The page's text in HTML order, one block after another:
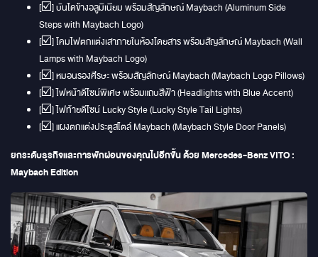
[☑️] บันไดข้างอลูมิเนียม พร้อมสัญลักษณ์ Maybach (Aluminum Side
Steps with Maybach Logo)
[☑️] โคมไฟตกแต่งเสาภายในห้องโดยสาร พร้อมสัญลักษณ์ Maybach (Wall
Lamps with Maybach Logo)
[☑️] หมอนรองศีรษะ พร้อมสัญลักษณ์ Maybach (Maybach Logo Pillows)
[☑️] ไฟหน้าดีไซน์พิเศษ พร้อมแถบสีฟ้า (Headlights with Blue Accent)
[☑️] ไฟท้ายดีไซน์ Lucky Style (Lucky Style Tail Lights)
[☑️] แผงตกแต่งประตูสไตล์ Maybach (Maybach Style Door Panels)
ยกระดับธุรกิจและการพักผ่อนของคุณไปอีกขั้น ด้วย Mercedes-Benz VITO :
Maybach Edition